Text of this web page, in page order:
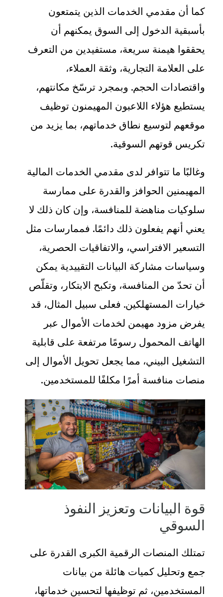
كما أن مقدمي الخدمات الذين يتمتعون
بأسبقية الدخول إلى السوق يمكنهم أن
يحققوا هيمنة سريعة، مستفيدين من التعرف
على العلامة التجارية، وثقة العملاء،
واقتصادات الحجم. وبمجرد ترسّخ مكانتهم،
يستطيع هؤلاء اللاعبون المهيمنون توظيف
موقعهم لتوسيع نطاق خدماتهم، بما يزيد من
تكريس قوتهم السوقية.
وغالبًا ما تتوافر لدى مقدمي الخدمات المالية
المهيمنين الحوافز والقدرة على ممارسة
سلوكيات مناهضة للمنافسة، وإن كان ذلك لا
يعني أنهم يفعلون ذلك دائمًا. فممارسات مثل
التسعير الافتراسي، والاتفاقيات الحصرية،
وسياسات مشاركة البيانات التقييدية يمكن
أن تحدّ من المنافسة، وتكبح الابتكار، وتقلّص
خيارات المستهلكين. فعلى سبيل المثال، قد
يفرض مزود مهيمن لخدمات الأموال عبر
الهاتف المحمول رسومًا مرتفعة على قابلية
التشغيل البيني، مما يجعل تحويل الأموال إلى
منصات منافسة أمرًا مكلفًا للمستخدمين.
قوة البيانات وتعزيز النفوذ
السوقي
تمتلك المنصات الرقمية الكبرى القدرة على
جمع وتحليل كميات هائلة من بيانات
المستخدمين، ثم توظيفها لتحسين خدماتها،